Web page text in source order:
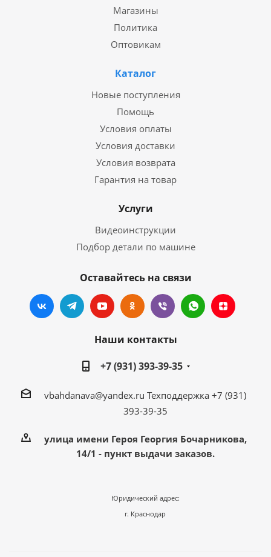
Магазины
Политика
Оптовикам
Каталог
Новые поступления
Помощь
Условия оплаты
Условия доставки
Условия возврата
Гарантия на товар
Услуги
Видеоинструкции
Подбор детали по машине
Оставайтесь на связи
Наши контакты
+7 (931) 393-39-35
vbahdanava@yandex.ru Техподдержка +7 (931)
393-39-35
улица имени Героя Георгия Бочарникова,
14/1 - пункт выдачи заказов.
Юридический адрес:
г. Краснодар